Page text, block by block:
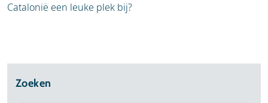
Catalonië een leuke plek bij?
Zoeken